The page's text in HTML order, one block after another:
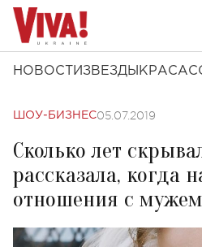
НОВОСТИ ЗВЕЗДЫ КРАСА
ШОУ-БИЗНЕС05.07.2019
Сколько лет
рассказала, когда
отношения с мужем